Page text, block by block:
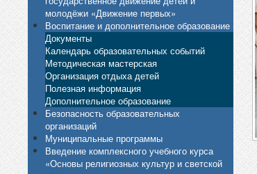
молодёжи «Движение первых»
Воспитание и дополнительное образование
Документы
Календарь образовательных событий
Методическая мастерская
Организация отдыха детей
Полезная информация
Дополнительное образование
Безопасность образовательных
организаций
Муниципальные программы
Введение комплексного учебного курса
«Основы религиозных культур и светской